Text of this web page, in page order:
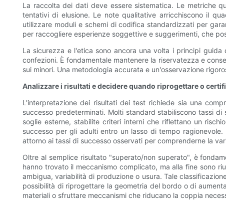
La raccolta dei dati deve essere sistematica. Le metriche
tentativi di elusione. Le note qualitative arricchiscono il
utilizzare moduli e schemi di codifica standardizzati per
per raccogliere esperienze soggettive e suggerimenti, che
La sicurezza e l'etica sono ancora una volta i principi
confezioni. È fondamentale mantenere la riservatezza e
sui minori. Una metodologia accurata e un'osservazione
Analizzare i risultati e decidere quando riprogettare o
L'interpretazione dei risultati dei test richiede sia una
successo predeterminati. Molti standard stabiliscono tassi
soglie esterne, stabilite criteri interni che riflettano un
successo per gli adulti entro un lasso di tempo
attorno ai tassi di successo osservati per comprenderne la
Oltre al semplice risultato "superato/non superato", è
hanno trovato il meccanismo complicato, ma alla fine sono
ambigua, variabilità di produzione o usura. Tale
possibilità di riprogettare la geometria del bordo o di
materiali o sfruttare meccanismi che riducano la coppia